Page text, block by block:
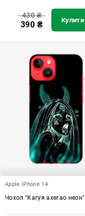
430₴
390 ₴ Купити
Apple iPhone 14
Чохол "Кагуя ахегао неон"